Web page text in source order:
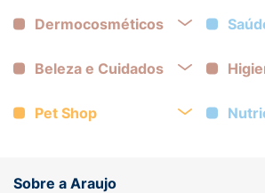
Dermocosméticos
Beleza e Cuidados
Pet Shop
Sobre a Araujo